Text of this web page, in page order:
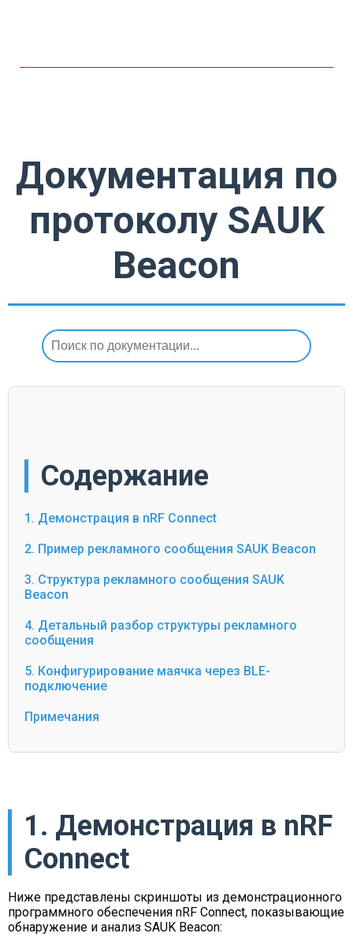
Документация по
протоколу SAUK
Beacon
Содержание
1. Демонстрация в nRF Connect
2. Пример рекламного сообщения SAUK Beacon
3. Структура рекламного сообщения SAUK
Beacon
4. Детальный разбор структуры рекламного
сообщения
5. Конфигурирование маячка через BLE-
подключение
Примечания
1. Демонстрация в nRF
Connect
Ниже представлены скриншоты из демонстрационного
программного обеспечения nRF Connect, показывающие
обнаружение и анализ SAUK Beacon: